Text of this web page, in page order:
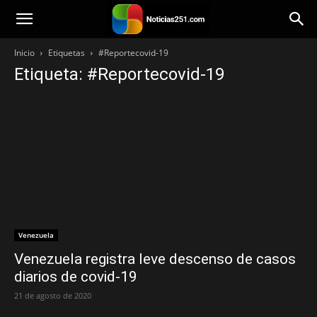
Noticias251
Inicio Etiquetas #Reportecovid-19
Etiqueta: #Reportecovid-19
Venezuela
Venezuela registra leve descenso de casos
diarios de covid-19
21 de agosto de 2020